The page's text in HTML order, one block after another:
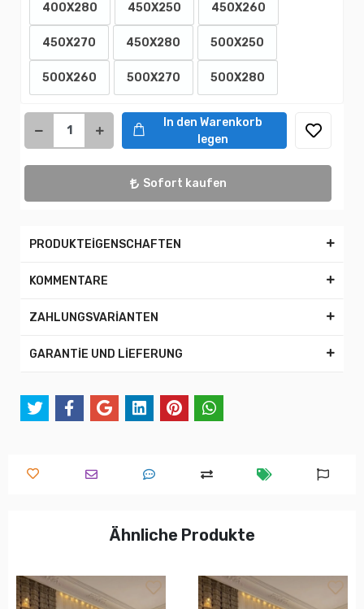
400X280 450X250 450X260
450X270 450X280 500X250
500X260 500X270 500X280
In den Warenkorb
legen
Sofort kaufen
PRODUKTEİGENSCHAFTEN
KOMMENTARE
ZAHLUNGSVARİANTEN
GARANTİE UND LİEFERUNG
Ähnliche Produkte